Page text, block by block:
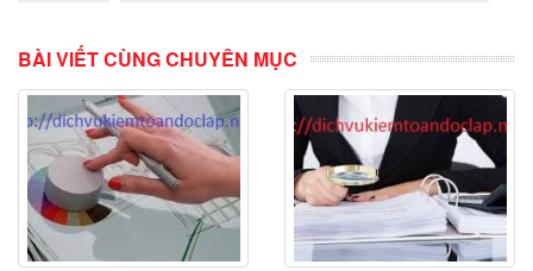
BÀI VIẾT CÙNG CHUYÊN MỤC